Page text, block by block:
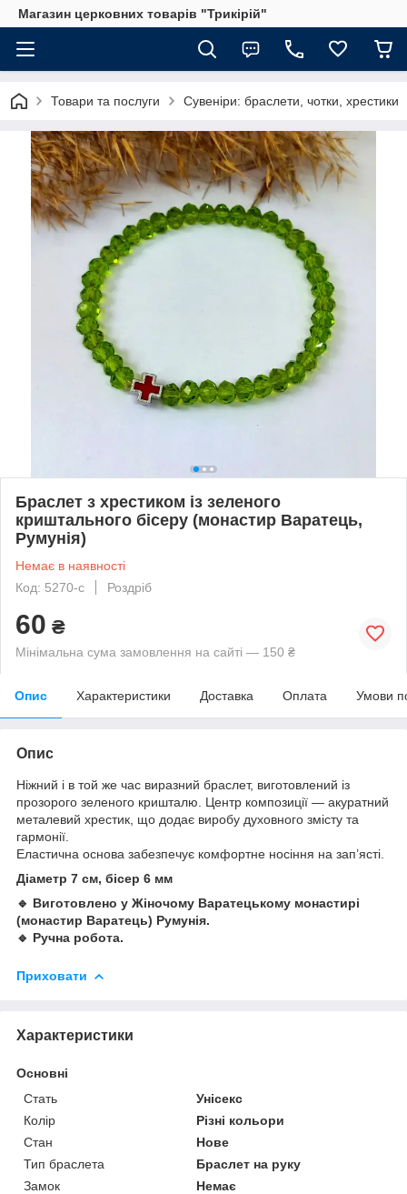
Магазин церковних товарів "Трикірій"
Товари та послуги Сувеніри: браслети, чотки, хрестики
Браслет з хрестиком із зеленого
криштального бісеру (монастир Варатець,
Румунія)
Немає в наявності
Код: 5270-c
Роздріб
60 ₴
Мінімальна сума замовлення на сайті — 150 ₴
Опис Характеристики Доставка Оплата Умови
Опис
Ніжний і в той же час виразний браслет, виготовлений із
прозорого зеленого кришталю. Центр композиції — акуратний
металевий хрестик, що додає виробу духовного змісту та
гармонії.
Еластична основа забезпечує комфортне носіння на зап’ясті.
Діаметр 7 см, бісер 6 мм
🔹 Виготовлено у Жіночому Варатецькому монастирі
(монастир Варатець) Румунія.
🔹 Ручна робота.
Приховати
Характеристики
Основні
Стать
Унісекс
Колір
Різні кольори
Стан
Нове
Тип браслета
Браслет на руку
Замок
Немає